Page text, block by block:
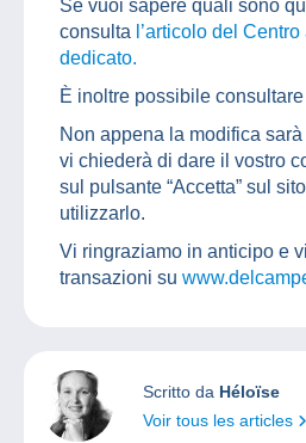
Se vuoi sapere quali sono
consulta l’articolo del
dedicato.
È inoltre possibile consultare
Non appena la modifica
vi chiederà di dare il vostro
sul pulsante “Accetta” sul
utilizzarlo.
Vi ringraziamo in anticipo e
transazioni su
Scritto da Héloïse
Voir tous les articles